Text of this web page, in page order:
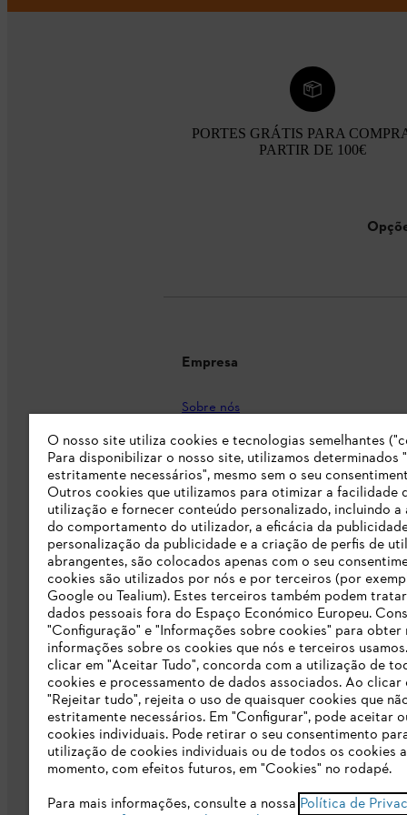
PORTES GRÁTIS PARA
PARTIR DE 100€
Empresa
Sobre nós
Imprensa
Carreira
Responsabilidade
Linha Integridade STIHL
Informação para fornecedores
Livro de Reclamações
Declaração de acessibilidade
Condições gerais de venda Proteção
O nosso site utiliza cookies e tecnologias semelhantes
Para disponibilizar o nosso site, utilizamos determinados
estritamente necessários", mesmo sem o seu
Outros cookies que utilizamos para otimizar a facilidade
utilização e fornecer conteúdo personalizado, incluindo a
do comportamento do utilizador, a eficácia da
personalização da publicidade e a criação de perfis de
abrangentes, são colocados apenas com o seu
cookies são utilizados por nós e por terceiros (por
Google ou Tealium). Estes terceiros também podem
dados pessoais fora do Espaço Económico Europeu.
"Configuração" e "Informações sobre cookies" para obter
informações sobre os cookies que nós e terceiros
clicar em "Aceitar Tudo", concorda com a utilização de
cookies e processamento de dados associados. Ao clicar
"Rejeitar tudo", rejeita o uso de quaisquer cookies que
estritamente necessários. Em "Configurar", pode aceitar
cookies individuais. Pode retirar o seu consentimento
utilização de cookies individuais ou de todos os cookies
momento, com efeitos futuros, em "Cookies" no rodapé.
Para mais informações, consulte a nossa Política de